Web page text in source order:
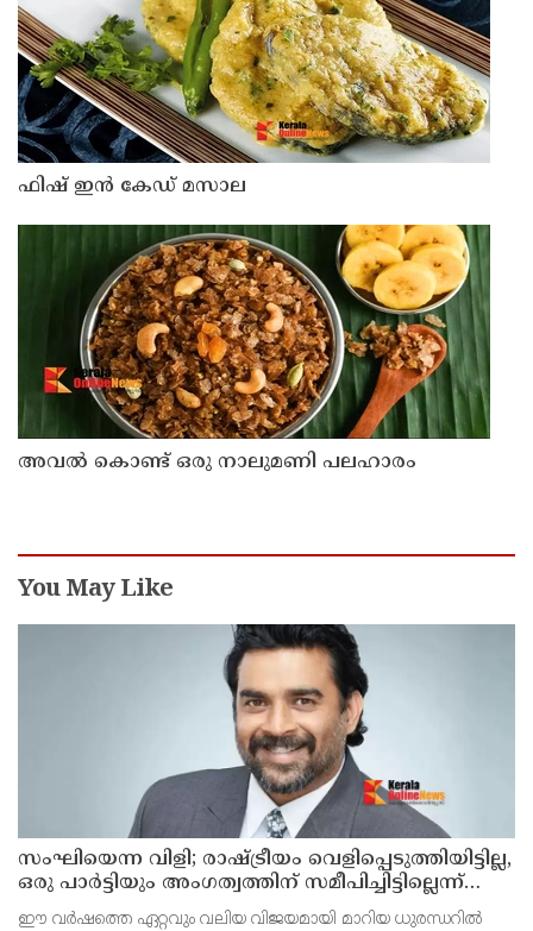
ഫിഷ് ഇൻ കേഡ് മസാല
അവൽ കൊണ്ട് ഒരു നാലുമണി പലഹാരം
You May Like
സംഘിയെന്ന വിളി; രാഷ്ട്രീയം വെളിപ്പെടുത്തിയിട്ടില്ല,
ഒരു പാര്‍ട്ടിയും അംഗത്വത്തിന് സമീപിച്ചിട്ടില്ലെന്ന്
ആര്‍ മാധവന്‍
ഈ വര്‍ഷത്തെ ഏറ്റവും വലിയ വിജയമായി മാറിയ ധുരന്ധറില്‍